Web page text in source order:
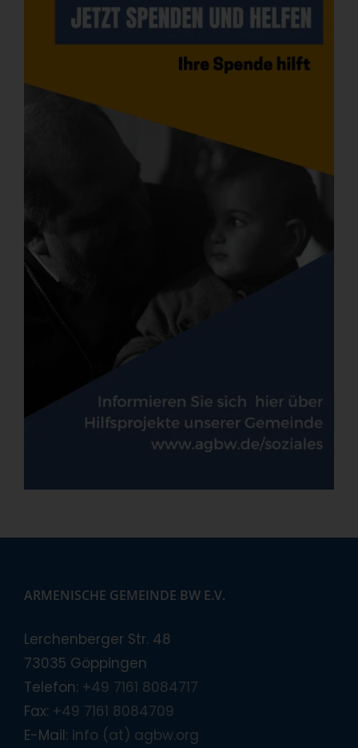
ARMENISCHE GEMEINDE BW E.V.
Lerchenberger Str. 48
73035 Göppingen
Telefon: +49 7161 8084717
Fax: +49 7161 8084709
E-Mail: info (at) agbw.org